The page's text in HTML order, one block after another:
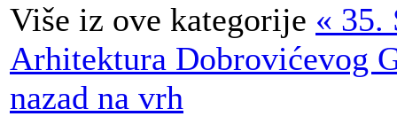
Više iz ove kategorije « 35.
Arhitektura Dobrovićevog
nazad na vrh